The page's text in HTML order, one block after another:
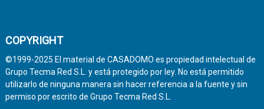
COPYRIGHT
©1999-2025 El material de CASADOMO es propiedad intelectual de
Grupo Tecma Red S.L. y está protegido por ley. No está permitido
utilizarlo de ninguna manera sin hacer referencia a la fuente y sin
permiso por escrito de Grupo Tecma Red S.L.